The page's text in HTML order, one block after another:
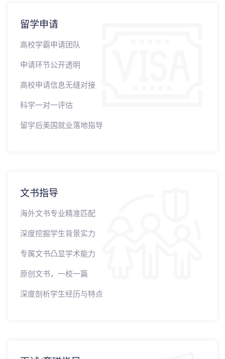
留学申请
高校学霸申请团队
申请环节公开透明
高校申请信息无缝对接
科学一对一评估
留学后美国就业落地指导
文书指导
海外文书专业精准匹配
深度挖掘学生背景实力
专属文书凸显学术能力
原创文书，一校一篇
深度剖析学生经历与特点